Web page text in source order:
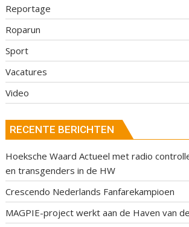
Reportage
Roparun
Sport
Vacatures
Video
RECENTE BERICHTEN
Hoeksche Waard Actueel met radio
en transgenders in de HW
Crescendo Nederlands Fanfarekampioen
MAGPIE-project werkt aan de Haven van